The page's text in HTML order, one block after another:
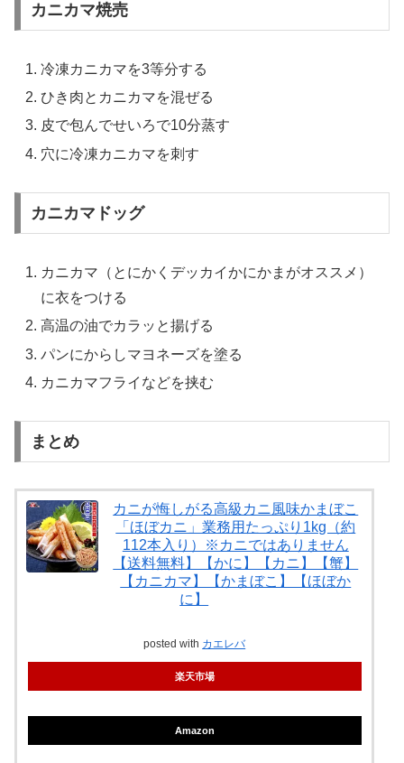
カニカマ焼売
冷凍カニカマを3等分する
ひき肉とカニカマを混ぜる
皮で包んでせいろで10分蒸す
穴に冷凍カニカマを刺す
カニカマドッグ
カニカマ（とにかくデッカイかにかまがオススメ）
に衣をつける
高温の油でカラッと揚げる
パンにからしマヨネーズを塗る
カニカマフライなどを挟む
まとめ
カニが悔しがる高級カニ風味かまぼこ
「ほぼカニ」業務用たっぷり1kg（約
112本入り）※カニではありません
【送料無料】【かに】【カニ】【蟹】
【カニカマ】【かまぼこ】【ほぼか
に】
posted with カエレバ
楽天市場
Amazon